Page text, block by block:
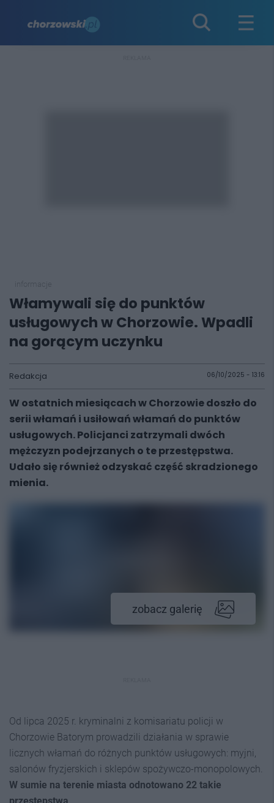
Włamywali się do punktów
usługowych w Chorzowie. Wpadli
na gorącym uczynku
Redakcja 06/10/2025 - 13:16
W ostatnich miesiącach w Chorzowie doszło do
serii włamań i usiłowań włamań do punktów
usługowych. Policjanci zatrzymali dwóch
mężczyzn podejrzanych o te przestępstwa.
Udało się również odzyskać część skradzionego
mienia.
zobacz galerię
Od lipca 2025 r. kryminalni z komisariatu policji w
Chorzowie Batorym prowadzili działania w sprawie
licznych włamań do różnych punktów usługowych: myjni,
salonów fryzjerskich i sklepów spożywczo-monopolowych.
W sumie na terenie miasta odnotowano 22 takie